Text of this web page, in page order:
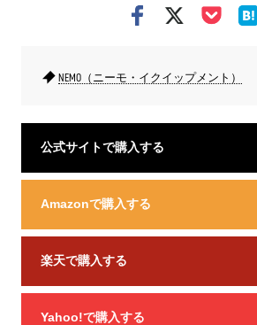
NEMO（ニーモ・イクイップメント）
公式サイトで購入する
Amazonで購入する
楽天で購入する
Yahoo!で購入する